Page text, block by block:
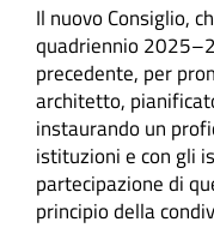
Il nuovo Consiglio,
quadriennio
precedente, per
architetto,
instaurando un
istituzioni e con gli
partecipazione di
principio della